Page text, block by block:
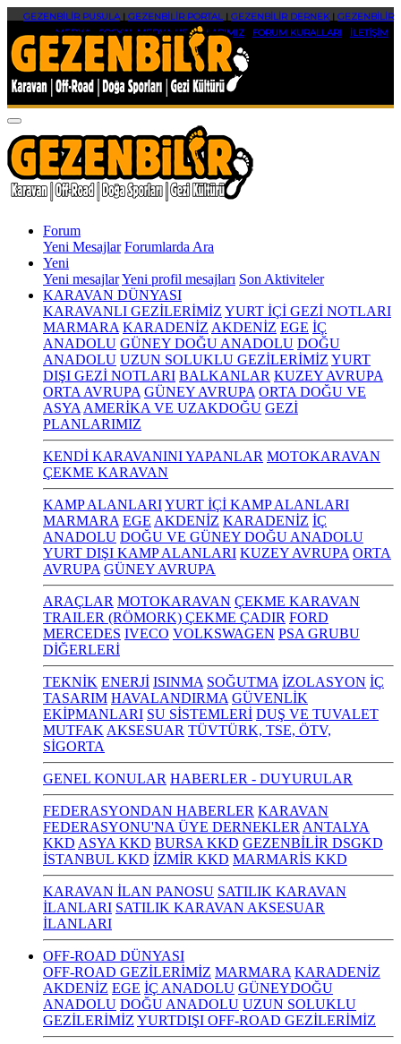
GEZENBİLİR PUSULA| GEZENBİLİR PORTAL| GEZENBİLİR DERNEK| GEZENBİLİR
MEDYA|SOSYAL MEDYA HESAPLARIMIZ FORUM KURALLARI İLETİŞİM
Forum
Yeni Mesajlar Forumlarda Ara
Yeni
Yeni mesajlarYeni profil mesajları Son Aktiviteler
KARAVAN DÜNYASI
KARAVANLI GEZİLERİMİZ YURT İÇİ GEZİ NOTLARI
MARMARA KARADENİZ AKDENİZ EGE İÇ
ANADOLU GÜNEY DOĞU ANADOLU DOĞU
ANADOLU UZUN SOLUKLU GEZİLERİMİZ YURT
DIŞI GEZİ NOTLARI BALKANLAR KUZEY AVRUPA
ORTA AVRUPA GÜNEY AVRUPA ORTA DOĞU VE
ASYA AMERİKA VE UZAKDOĞU GEZİ
PLANLARIMIZ
KENDİ KARAVANINI YAPANLAR MOTOKARAVAN
ÇEKME KARAVAN
KAMP ALANLARIYURT İÇİ KAMP ALANLARI
MARMARA EGE AKDENİZ KARADENİZ İÇ
ANADOLU DOĞU VE GÜNEY DOĞU ANADOLU
YURT DIŞI KAMP ALANLARI KUZEY AVRUPA ORTA
AVRUPA GÜNEY AVRUPA
ARAÇLAR MOTOKARAVAN ÇEKME KARAVAN
TRAILER (RÖMORK) ÇEKME ÇADIR FORD
MERCEDES IVECO VOLKSWAGEN PSA GRUBU
DİĞERLERİ
TEKNİK ENERJİ ISINMA SOĞUTMA İZOLASYON İÇ
TASARIM HAVALANDIRMA GÜVENLİK
EKİPMANLARI SU SİSTEMLERİ DUŞ VE TUVALET
MUTFAK AKSESUAR TÜVTÜRK, TSE, ÖTV,
SİGORTA
GENEL KONULAR HABERLER - DUYURULAR
FEDERASYONDAN HABERLER KARAVAN
FEDERASYONU'NA ÜYE DERNEKLER ANTALYA
KKD ASYA KKD BURSA KKD GEZENBİLİR DSGKD
İSTANBUL KKD İZMİR KKD MARMARİS KKD
KARAVAN İLAN PANOSU SATILIK KARAVAN
İLANLARI SATILIK KARAVAN AKSESUAR
İLANLARI
OFF-ROAD DÜNYASI
OFF-ROAD GEZİLERİMİZ MARMARA KARADENİZ
AKDENİZ EGE İÇ ANADOLU GÜNEYDOĞU
ANADOLU DOĞU ANADOLU UZUN SOLUKLU
GEZİLERİMİZ YURTDIŞI OFF-ROAD GEZİLERİMİZ